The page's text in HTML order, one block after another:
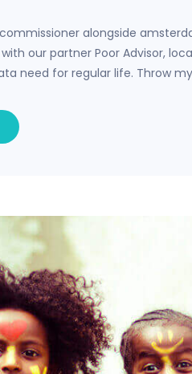
alongside
our partner Poor Advisor,
need for regular life. Throw